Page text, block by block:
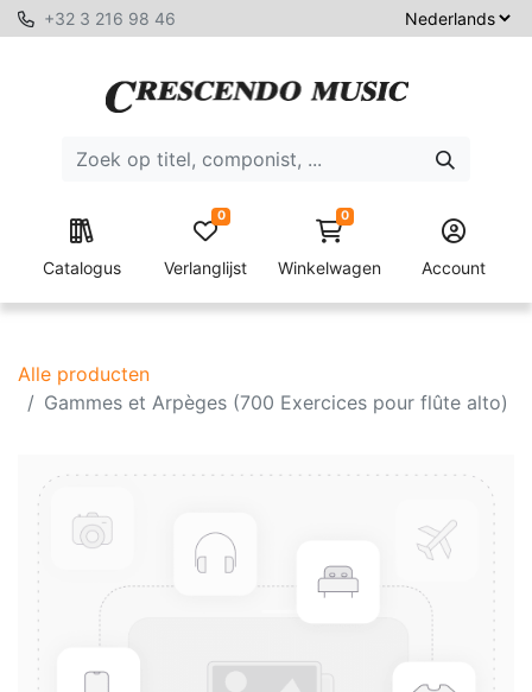
+32 3 216 98 46
Catalogus Verlanglijst
0 0
Winkelwagen Account
Alle producten
Gammes et Arpèges (700 Exercices pour flûte alto)